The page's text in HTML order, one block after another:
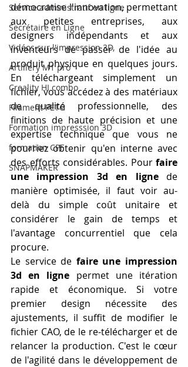
Service administratif en ligne
Secrétaire en Ligne
Vidéos sur l'impression 3D,
Artillery M1 pro
Creality HI combo
Filament PETG
Formation impresssion 3D
formation CPF
SNAPMAKER
démocratise l'innovation, permettant
aux petites entreprises, aux
designers indépendants et aux
inventeurs de passer de l'idée au
produit physique en quelques jours.
En téléchargeant simplement un
fichier, vous accédez à des matériaux
de qualité professionnelle, des
finitions de haute précision et une
expertise technique que vous ne
pourriez obtenir qu'en interne avec
des efforts considérables. Pour faire
une impression 3d en ligne de
manière optimisée, il faut voir au-
delà du simple coût unitaire et
considérer le gain de temps et
l'avantage concurrentiel que cela
procure.
Le service de faire une impression
3d en ligne permet une itération
rapide et économique. Si votre
premier design nécessite des
ajustements, il suffit de modifier le
fichier CAO, de le re-télécharger et de
relancer la production. C'est le cœur
de l'agilité dans le développement de